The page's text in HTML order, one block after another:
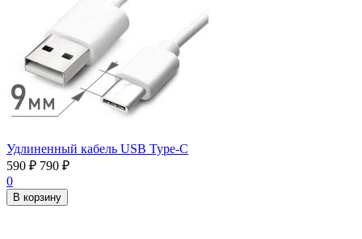
Удлиненный кабель USB Type-C
590 ₽ 790 ₽
0
В корзину